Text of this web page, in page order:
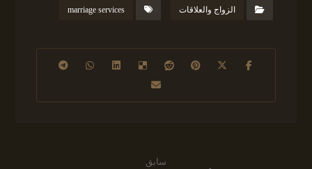
الزواج والعلاقات marriage services
سابق